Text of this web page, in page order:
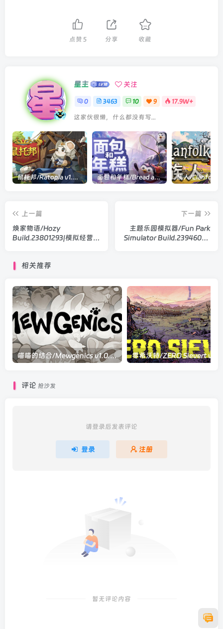
点赞 5 分享 收藏
星主 关注
0 3463 10 9 17.9W+
这家伙很懒，什么都没有写...
鼠托邦/Ratopia v1.0.0530|策略模拟|容量2.9GB|官方中文版 面包和年糕/Bread and Fred Build.21411256|动作冒险|容量1.1GB|官方中文版
上一篇
焕家物语/Hozy
Build.23801293|模拟经营|
下一篇
主题乐园模拟器/Fun Park
Simulator Build.23946071|
相关推荐
喵喵的结合/Mewgenics v1.0.20695|角色扮演|容量4.7GB|官方中文版
评论 抢沙发
请登录后发表评论
登录 注册
暂无评论内容